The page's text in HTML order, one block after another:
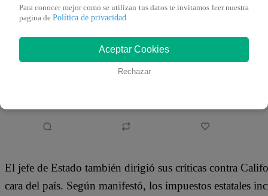
El jefe de Estado también dirigió sus críticas contra
cara del país. Según manifestó, los impuestos estatales
Para conocer mejor como se utilizan tus datos te invitamos leer nuestra
pagina de Política de privacidad
Aceptar Cookies
Rechazar